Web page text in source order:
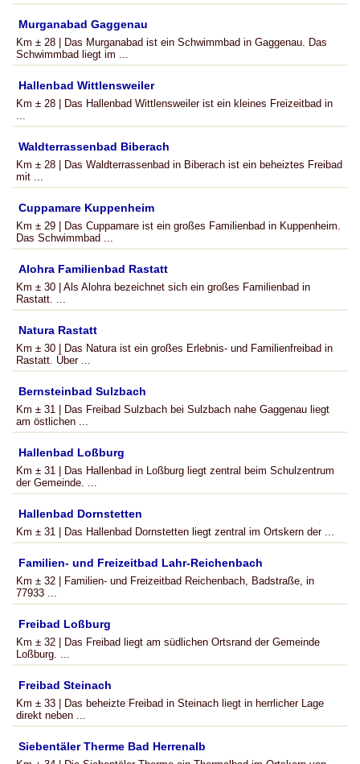
Murganabad Gaggenau
Km ± 28 | Das Murganabad ist ein Schwimmbad in Gaggenau. Das
Schwimmbad liegt im ...
Hallenbad Wittlensweiler
Km ± 28 | Das Hallenbad Wittlensweiler ist ein kleines Freizeitbad in
...
Waldterrassenbad Biberach
Km ± 28 | Das Waldterrassenbad in Biberach ist ein beheiztes Freibad
mit ...
Cuppamare Kuppenheim
Km ± 29 | Das Cuppamare ist ein großes Familienbad in Kuppenheim.
Das Schwimmbad ...
Alohra Familienbad Rastatt
Km ± 30 | Als Alohra bezeichnet sich ein großes Familienbad in
Rastatt. ...
Natura Rastatt
Km ± 30 | Das Natura ist ein großes Erlebnis- und Familienfreibad in
Rastatt. Über ...
Bernsteinbad Sulzbach
Km ± 31 | Das Freibad Sulzbach bei Sulzbach nahe Gaggenau liegt
am östlichen ...
Hallenbad Loßburg
Km ± 31 | Das Hallenbad in Loßburg liegt zentral beim Schulzentrum
der Gemeinde. ...
Hallenbad Dornstetten
Km ± 31 | Das Hallenbad Dornstetten liegt zentral im Ortskern der ...
Familien- und Freizeitbad Lahr-Reichenbach
Km ± 32 | Familien- und Freizeitbad Reichenbach, Badstraße, in
77933 ...
Freibad Loßburg
Km ± 32 | Das Freibad liegt am südlichen Ortsrand der Gemeinde
Loßburg. ...
Freibad Steinach
Km ± 33 | Das beheizte Freibad in Steinach liegt in herrlicher Lage
direkt neben ...
Siebentäler Therme Bad Herrenalb